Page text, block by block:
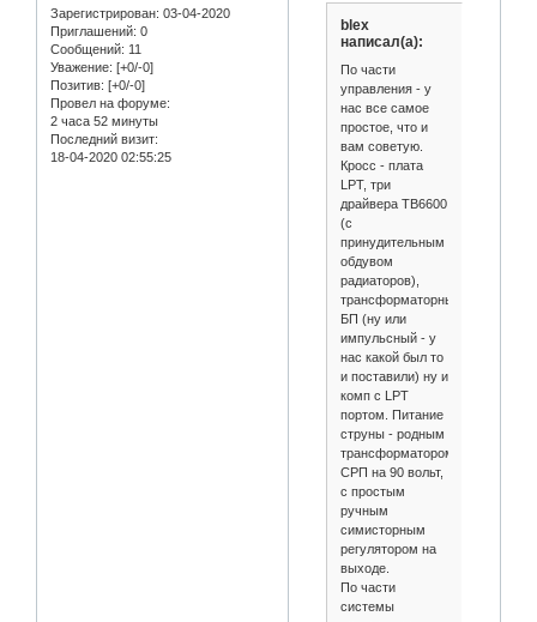
Зарегистрирован: 03-04-2020
Приглашений: 0
Сообщений: 11
Уважение: [+0/-0]
Позитив: [+0/-0]
Провел на форуме:
2 часа 52 минуты
Последний визит:
18-04-2020 02:55:25
blex
написал(а):
По части
управления - у
нас все самое
простое, что и
вам советую.
Кросс - плата
LPT, три
драйвера TB6600
(с
принудительным
обдувом
радиаторов),
трансформаторный
БП (ну или
импульсный - у
нас какой был то
и поставили) ну и
комп с LPT
портом. Питание
струны - родным
трансформатором
СРП на 90 вольт,
с простым
ручным
симисторным
регулятором на
выходе.
По части
системы